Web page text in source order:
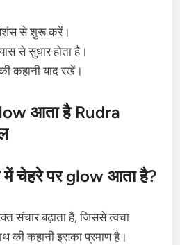
से शुरू करें।
से सुधार होता है।
कहानी याद रखें।
आता है Rudra
में चेहरे पर glow आता है?
संचार बढ़ाता है, जिससे त्वचा
की कहानी इसका प्रमाण है।